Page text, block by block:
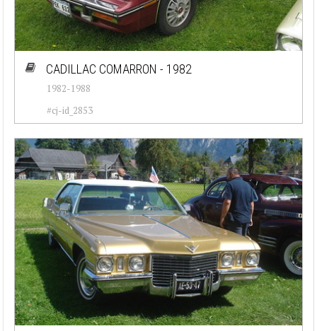
CADILLAC COMARRON - 1982
1982-1988
#cj-id_2853